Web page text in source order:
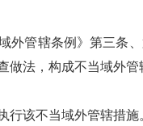
外管辖条例》第三条
做法，构成不当域外管
行该不当域外管辖措施